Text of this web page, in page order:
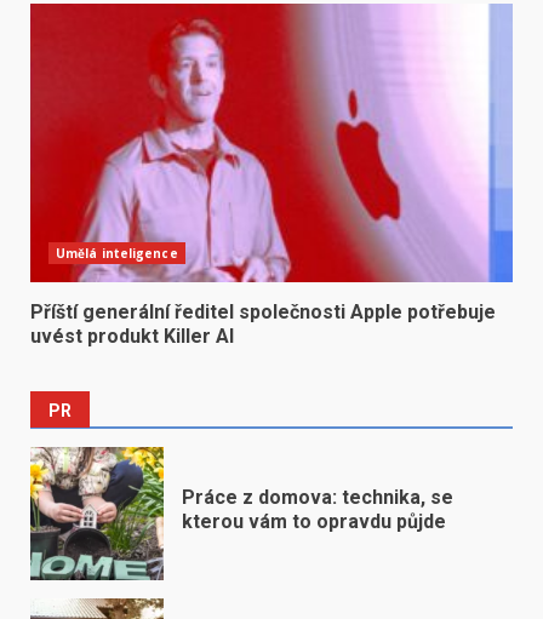
Umělá inteligence
Příští generální ředitel společnosti Apple potřebuje
uvést produkt Killer AI
PR
Práce z domova: technika, se
kterou vám to opravdu půjde